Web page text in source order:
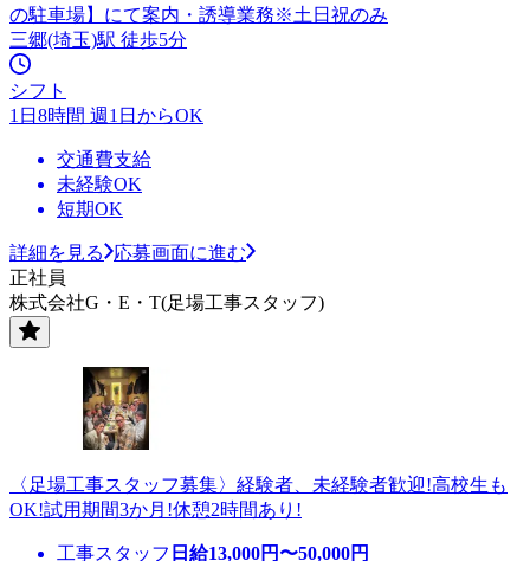
の駐車場】にて案内・誘導業務※土日祝のみ
三郷(埼玉)駅 徒歩5分
シフト
1日8時間 週1日からOK
交通費支給
未経験OK
短期OK
詳細を見る
応募画面に進む
正社員
株式会社G・E・T(足場工事スタッフ)
〈足場工事スタッフ募集〉経験者、未経験者歓迎!高校生も
OK!試用期間3か月!休憩2時間あり!
工事スタッフ 日給13,000円〜50,000円